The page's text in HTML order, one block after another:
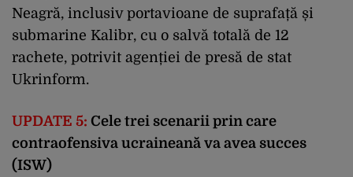
Neagră, inclusiv portavioane de suprafață și
submarine Kalibr, cu o salvă totală de 12
rachete, potrivit agenției de presă de stat
Ukrinform.
UPDATE 5: Cele trei scenarii prin care
contraofensiva ucraineană va avea succes
(ISW)